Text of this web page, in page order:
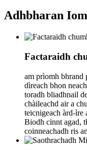
Adhbharan
Factaraidh
am prìomh bhrand
dìreach bhon
toradh bliadhnail
chàileachd air a
teicnigeach àrd-ìre
Biodh cinnt agad,
coinneachadh ris